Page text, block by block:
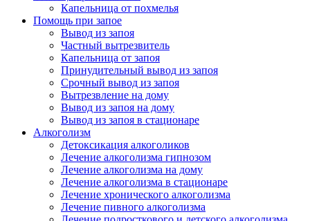
Капельница от похмелья
Помощь при запое
Вывод из запоя
Частный вытрезвитель
Капельница от запоя
Принудительный вывод из запоя
Срочный вывод из запоя
Вытрезвление на дому
Вывод из запоя на дому
Вывод из запоя в стационаре
Алкоголизм
Детоксикация алкоголиков
Лечение алкоголизма гипнозом
Лечение алкоголизма на дому
Лечение алкоголизма в стационаре
Лечение хронического алкоголизма
Лечение пивного алкоголизма